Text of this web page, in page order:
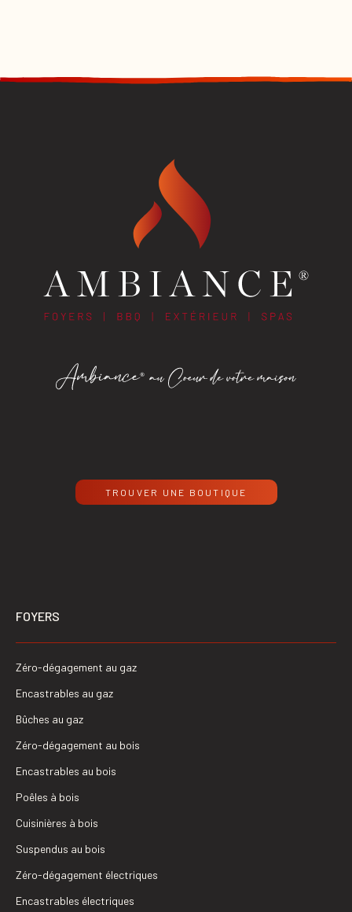
TROUVER UNE BOUTIQUE
FOYERS
Zéro-dégagement au gaz
Encastrables au gaz
Bûches au gaz
Zéro-dégagement au bois
Encastrables au bois
Poêles à bois
Cuisinières à bois
Suspendus au bois
Zéro-dégagement électriques
Encastrables électriques